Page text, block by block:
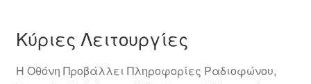
Κύριες Λειτουργίες
Η Οθόνη Προβάλλει Πληροφορίες Ραδιοφώνου,